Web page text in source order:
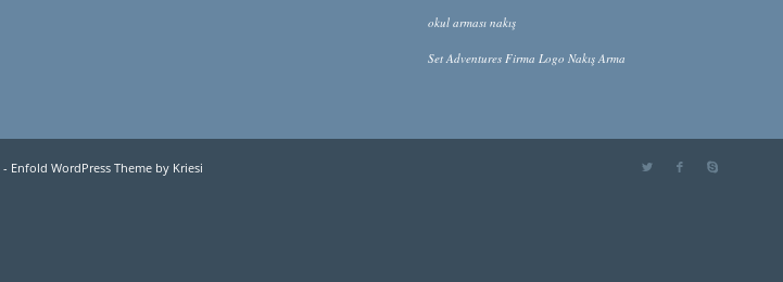
okul arması nakış
Set Adventures Firma Logo Nakış Arma
- Enfold WordPress Theme by Kriesi